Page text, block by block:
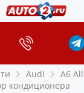
Audi A6
кондиционера